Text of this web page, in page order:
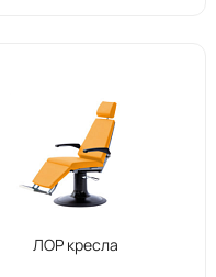
ЛОР кресла